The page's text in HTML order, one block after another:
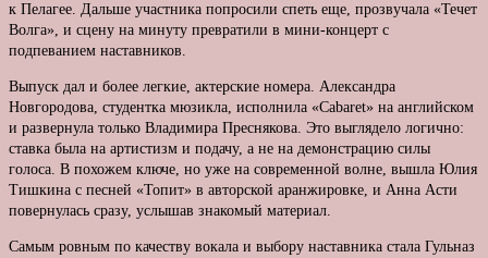
к Пелагее. Дальше участника попросили спеть еще, прозвучала «Течет
Волга», и сцену на минуту превратили в мини-концерт с
подпеванием наставников.
Выпуск дал и более легкие, актерские номера. Александра
Новгородова, студентка мюзикла, исполнила «Cabaret» на английском
и развернула только Владимира Преснякова. Это выглядело логично:
ставка была на артистизм и подачу, а не на демонстрацию силы
голоса. В похожем ключе, но уже на современной волне, вышла Юлия
Тишкина с песней «Топит» в авторской аранжировке, и Анна Асти
повернулась сразу, услышав знакомый материал.
Самым ровным по качеству вокала и выбору наставника стала Гульназ